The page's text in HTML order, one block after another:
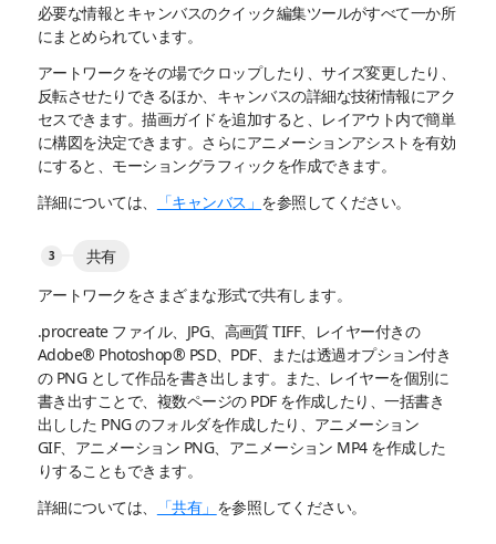
必要な情報とキャンバスのクイック編集ツールがすべて一か所
にまとめられています。
アートワークをその場でクロップしたり、サイズ変更したり、
反転させたりできるほか、キャンバスの詳細な技術情報にアク
セスできます。描画ガイドを追加すると、レイアウト内で簡単
に構図を決定できます。さらにアニメーションアシストを有効
にすると、モーショングラフィックを作成できます。
詳細については、
「キャンバス」 を参照してください。
共有
アートワークをさまざまな形式で共有します。
.procreate ファイル、JPG、高画質 TIFF、レイヤー付きの
Adobe® Photoshop® PSD、PDF、または透過オプション付き
の PNG として作品を書き出します。また、レイヤーを個別に
書き出すことで、複数ページの PDF を作成したり、一括書き
出しした PNG のフォルダを作成したり、アニメーション
GIF、アニメーション PNG、アニメーション MP4 を作成した
りすることもできます。
詳細については、
「共有」 を参照してください。